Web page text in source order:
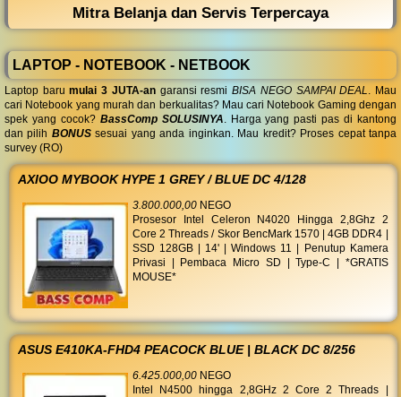
Mitra Belanja dan Servis Terpercaya
LAPTOP - NOTEBOOK - NETBOOK
Laptop barumulai 3 JUTA-angaransi resmiBISA NEGO SAMPAI DEAL. Mau
cari Notebook yang murah dan berkualitas? Mau cari Notebook Gaming dengan
spek yang cocok? BassComp SOLUSINYA. Harga yang pasti pas di kantong
dan pilih BONUSsesuai yang anda inginkan. Mau kredit? Proses cepat tanpa
survey (RO)
AXIOO MYBOOK HYPE 1 GREY / BLUE DC 4/128
3.800.000,00 NEGO
Prosesor Intel Celeron N4020 Hingga 2,8Ghz 2
Core 2 Threads / Skor BencMark 1570 | 4GB DDR4 |
SSD 128GB | 14' | Windows 11 | Penutup Kamera
Privasi | Pembaca Micro SD | Type-C | *GRATIS
MOUSE*
ASUS E410KA-FHD4 PEACOCK BLUE | BLACK DC 8/256
6.425.000,00 NEGO
Intel N4500 hingga 2,8GHz 2 Core 2 Threads |